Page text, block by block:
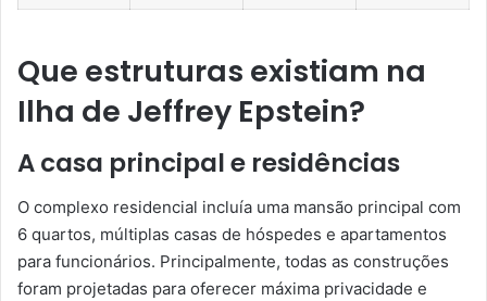
Que estruturas existiam na
Ilha de Jeffrey Epstein?
A casa principal e residências
O complexo residencial incluía uma mansão principal com
6 quartos, múltiplas casas de hóspedes e apartamentos
para funcionários. Principalmente, todas as construções
foram projetadas para oferecer máxima privacidade e